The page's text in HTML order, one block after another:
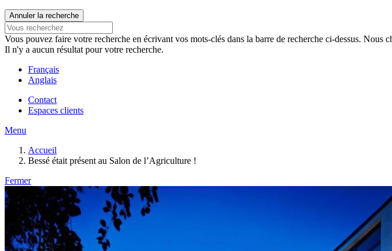
Annuler la recherche
Vous pouvez faire votre recherche en écrivant vos mots-clés dans la barre de recherche ci-dessus. Nous
Il n'y a aucun résultat pour votre recherche.
Français
Anglais
Contact
Espaces clients
Menu
Accueil
Bessé était présent au Salon de l’Agriculture !
Fermer